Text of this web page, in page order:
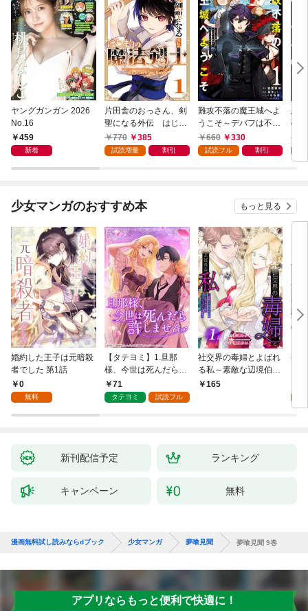
ヤングガンガン 2026
No.16
459
新着
片田舎のおっさん、剣
聖になる外伝 はじま
りの魔法剣士 1巻
770 385
試読増量 割引
難攻不落の魔王城へよ
うこそ～デバフは不要
と勇者パーティーを追
い出された黒魔導士、
660 330
試読フル 割引
悪
破
叩
つ
か
少女マンガのおすすめ本 もっと見る
婚約した王子は元暗殺
者でした 第1話
0
無料
【タテヨミ】1.旦那
様、今世は死んだら許
しません
71
タテヨミ 試読フル
社交界の毒婦とよばれ
る私～素敵な辺境伯令
息に腕を折られたの
165
視
新刊配信予定 ランキング
キャンペーン 無料
漫画無料試し読みならdブック 少女マンガ 夢喰見聞 夢喰見聞 9巻
アプリならもっと便利で快適に！